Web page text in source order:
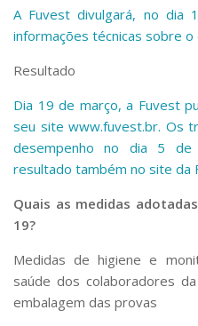
A Fuvest divulgará, no dia
informações técnicas sobre
Resultado
Dia 19 de março, a Fuvest
seu sitewww.fuvest.br. Os
desempenho no dia 5
resultado também no site da
Quais as medidas
19?
Medidas de higiene e
saúde doscolaboradores
embalagem das provas